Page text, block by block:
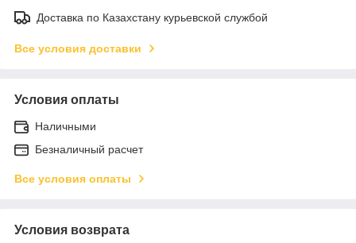
Доставка по Казахстану курьевской службой
Все условия доставки
Условия оплаты
Наличными
Безналичный расчет
Все условия оплаты
Условия возврата